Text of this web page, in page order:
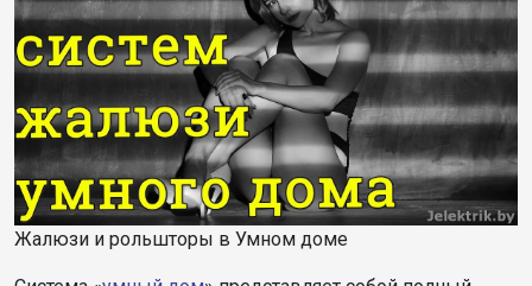
Жалюзи и рольшторы в Умном доме